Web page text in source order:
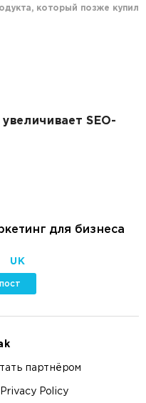
который позже купил
SEO-
для бизнеса
UK
партнёром
Privacy Policy